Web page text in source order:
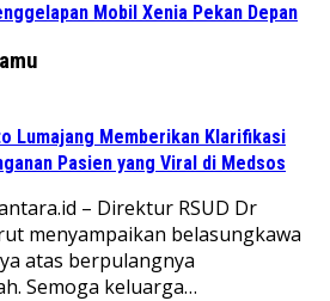
Mobil Xenia Pekan Depan
Lumajang Memberikan Klarifikasi
Pasien yang Viral di Medsos
– Direktur RSUD Dr
menyampaikan belasungkawa
atas berpulangnya
Semoga keluarga…